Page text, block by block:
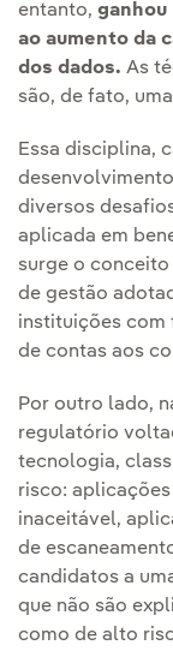
entanto, ganhou
ao aumento da
dos dados. As
são, de fato,
Essa disciplina,
diversos
aplicada em
surge o conceito
de gestão
instituições com
de contas aos
Por outro lado,
regulatório
tecnologia,
risco:
inaceitável,
de
candidatos a
que não são
como de alto